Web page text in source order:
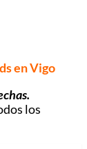
en Vigo
los